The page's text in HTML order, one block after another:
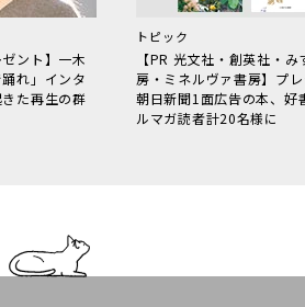
ント】一木
れ」インタ
た再生の群
トピック
【PR 光文社・創英社・み
房・ミネルヴァ書房】プレ
朝日新聞1面広告の本、好
ルマガ読者計20名様に